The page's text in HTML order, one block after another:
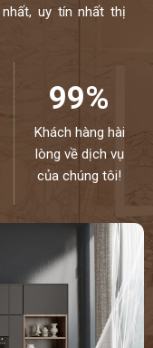
uy tín nhất thị
99%
Khách hàng hài
lòng về dịch vụ
của chúng tôi!